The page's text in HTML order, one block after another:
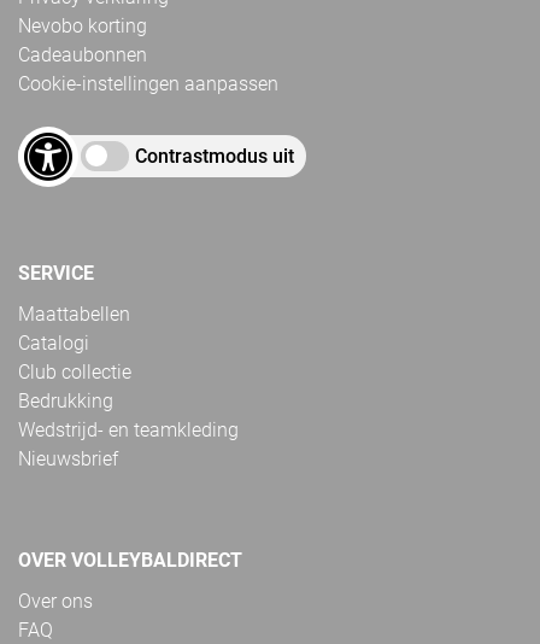
Nevobo korting
Cadeaubonnen
Cookie-instellingen aanpassen
Contrastmodus uit
SERVICE
Maattabellen
Catalogi
Club collectie
Bedrukking
Wedstrijd- en teamkleding
Nieuwsbrief
OVER VOLLEYBALDIRECT
Over ons
FAQ